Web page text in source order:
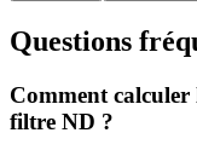
Questions
Comment calculer
filtre ND ?